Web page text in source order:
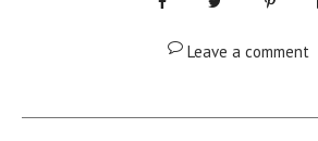
Leave a comment